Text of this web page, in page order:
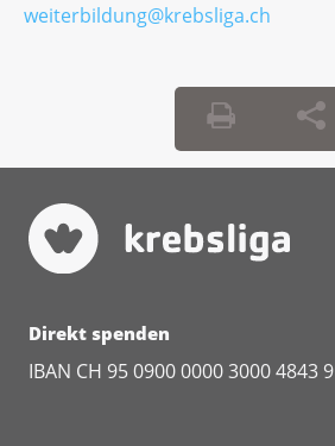
weiterbildung@krebsliga.ch
Direkt spenden
IBAN CH 95 0900 0000 3000 4843 9